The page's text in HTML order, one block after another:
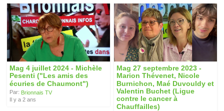
Mag 4 juillet 2024 - Michèle
Pesenti ("Les amis des
écuries de Chaumont")
Par: Brionnais TV
Il y a 2 ans
Mag 27 septembre 2023 -
Marion Thévenet, Nicole
Burnichon, Maé Duvouldy et
Valentin Buchet (Ligue
contre le cancer à
Chauffailles)